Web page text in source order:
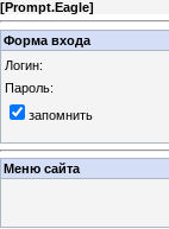
[Prompt.Eagle]
Форма входа
Логин:
Пароль:
запомнить
Меню сайта